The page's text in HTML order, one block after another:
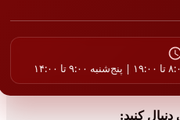
کنید: